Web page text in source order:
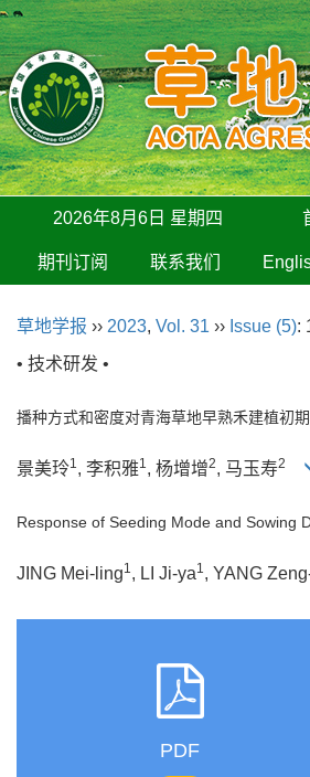
2026年8月6日 星期四
期刊订阅 联系我们
草地学报 ›› 2023, Vol. 31 ›› Issue (5):
• 技术研发 •
播种方式和密度对青海草地早熟禾建植初
景美玲1, 李积雅1, 杨增增2, 马玉寿2
Response of Seeding Mode and Sowing
JING Mei-ling1, LI Ji-ya1, YANG
PDF